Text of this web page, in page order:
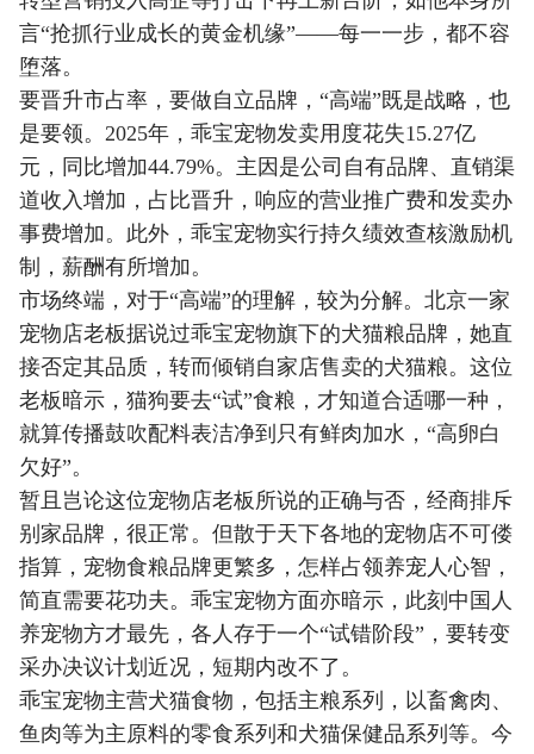
言“抢抓行业成长的黄金机缘”——每一一步，都不容
堕落。
要晋升市占率，要做自立品牌，“高端”既是战略，也
是要领。2025年，乖宝宠物发卖用度花失15.27亿
元，同比增加44.79%。主因是公司自有品牌、直销渠
道收入增加，占比晋升，响应的营业推广费和发卖办
事费增加。此外，乖宝宠物实行持久绩效查核激励机
制，薪酬有所增加。
市场终端，对于“高端”的理解，较为分解。北京一家
宠物店老板据说过乖宝宠物旗下的犬猫粮品牌，她直
接否定其品质，转而倾销自家店售卖的犬猫粮。这位
老板暗示，猫狗要去“试”食粮，才知道合适哪一种，
就算传播鼓吹配料表洁净到只有鲜肉加水，“高卵白
欠好”。
暂且岂论这位宠物店老板所说的正确与否，经商排斥
别家品牌，很正常。但散于天下各地的宠物店不可偻
指算，宠物食粮品牌更繁多，怎样占领养宠人心智，
简直需要花功夫。乖宝宠物方面亦暗示，此刻中国人
养宠物方才最先，各人存于一个“试错阶段”，要转变
采办决议计划近况，短期内改不了。
乖宝宠物主营犬猫食物，包括主粮系列，以畜禽肉、
鱼肉等为主原料的零食系列和犬猫保健品系列等。今